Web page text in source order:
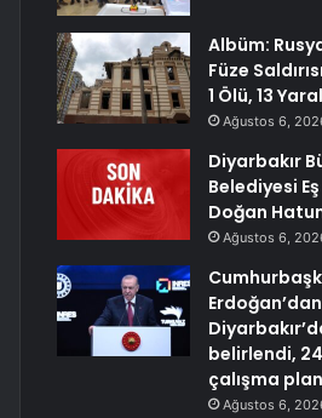
Albüm:
Füze
1 Ölü, 13
Ağustos 6,
Diyarbakır
Belediyesi
Doğan
Ağustos 6,
belirlendi,
çalışma
Ağustos 6,